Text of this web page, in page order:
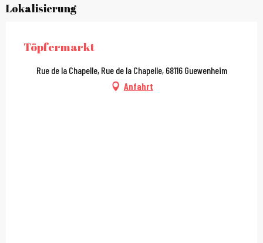
Lokalisierung
Töpfermarkt
Rue de la Chapelle, Rue de la Chapelle, 68116 Guewenheim
Anfahrt